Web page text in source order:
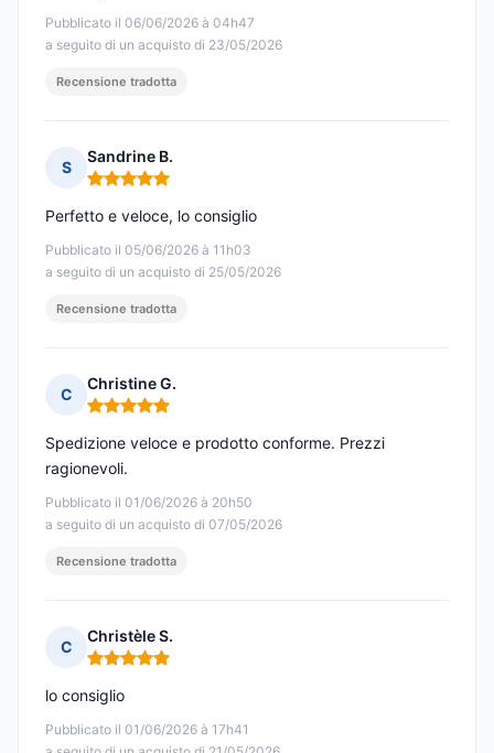
Pubblicato il 06/06/2026 à 04h47
a seguito di un acquisto di 23/05/2026
Recensione tradotta
S
Sandrine B.
Nota: 5 su 5
Pubblicato il 05/06/2026 à 11h03
a seguito di un acquisto di 25/05/2026
Perfetto e veloce, lo consiglio
Recensione tradotta
C
Christine G.
Nota: 5 su 5
Pubblicato il 01/06/2026 à 20h50
a seguito di un acquisto di 07/05/2026
Spedizione veloce e prodotto conforme. Prezzi
ragionevoli.
Recensione tradotta
C
Christèle S.
Nota: 5 su 5
Pubblicato il 01/06/2026 à 17h41
lo consiglio